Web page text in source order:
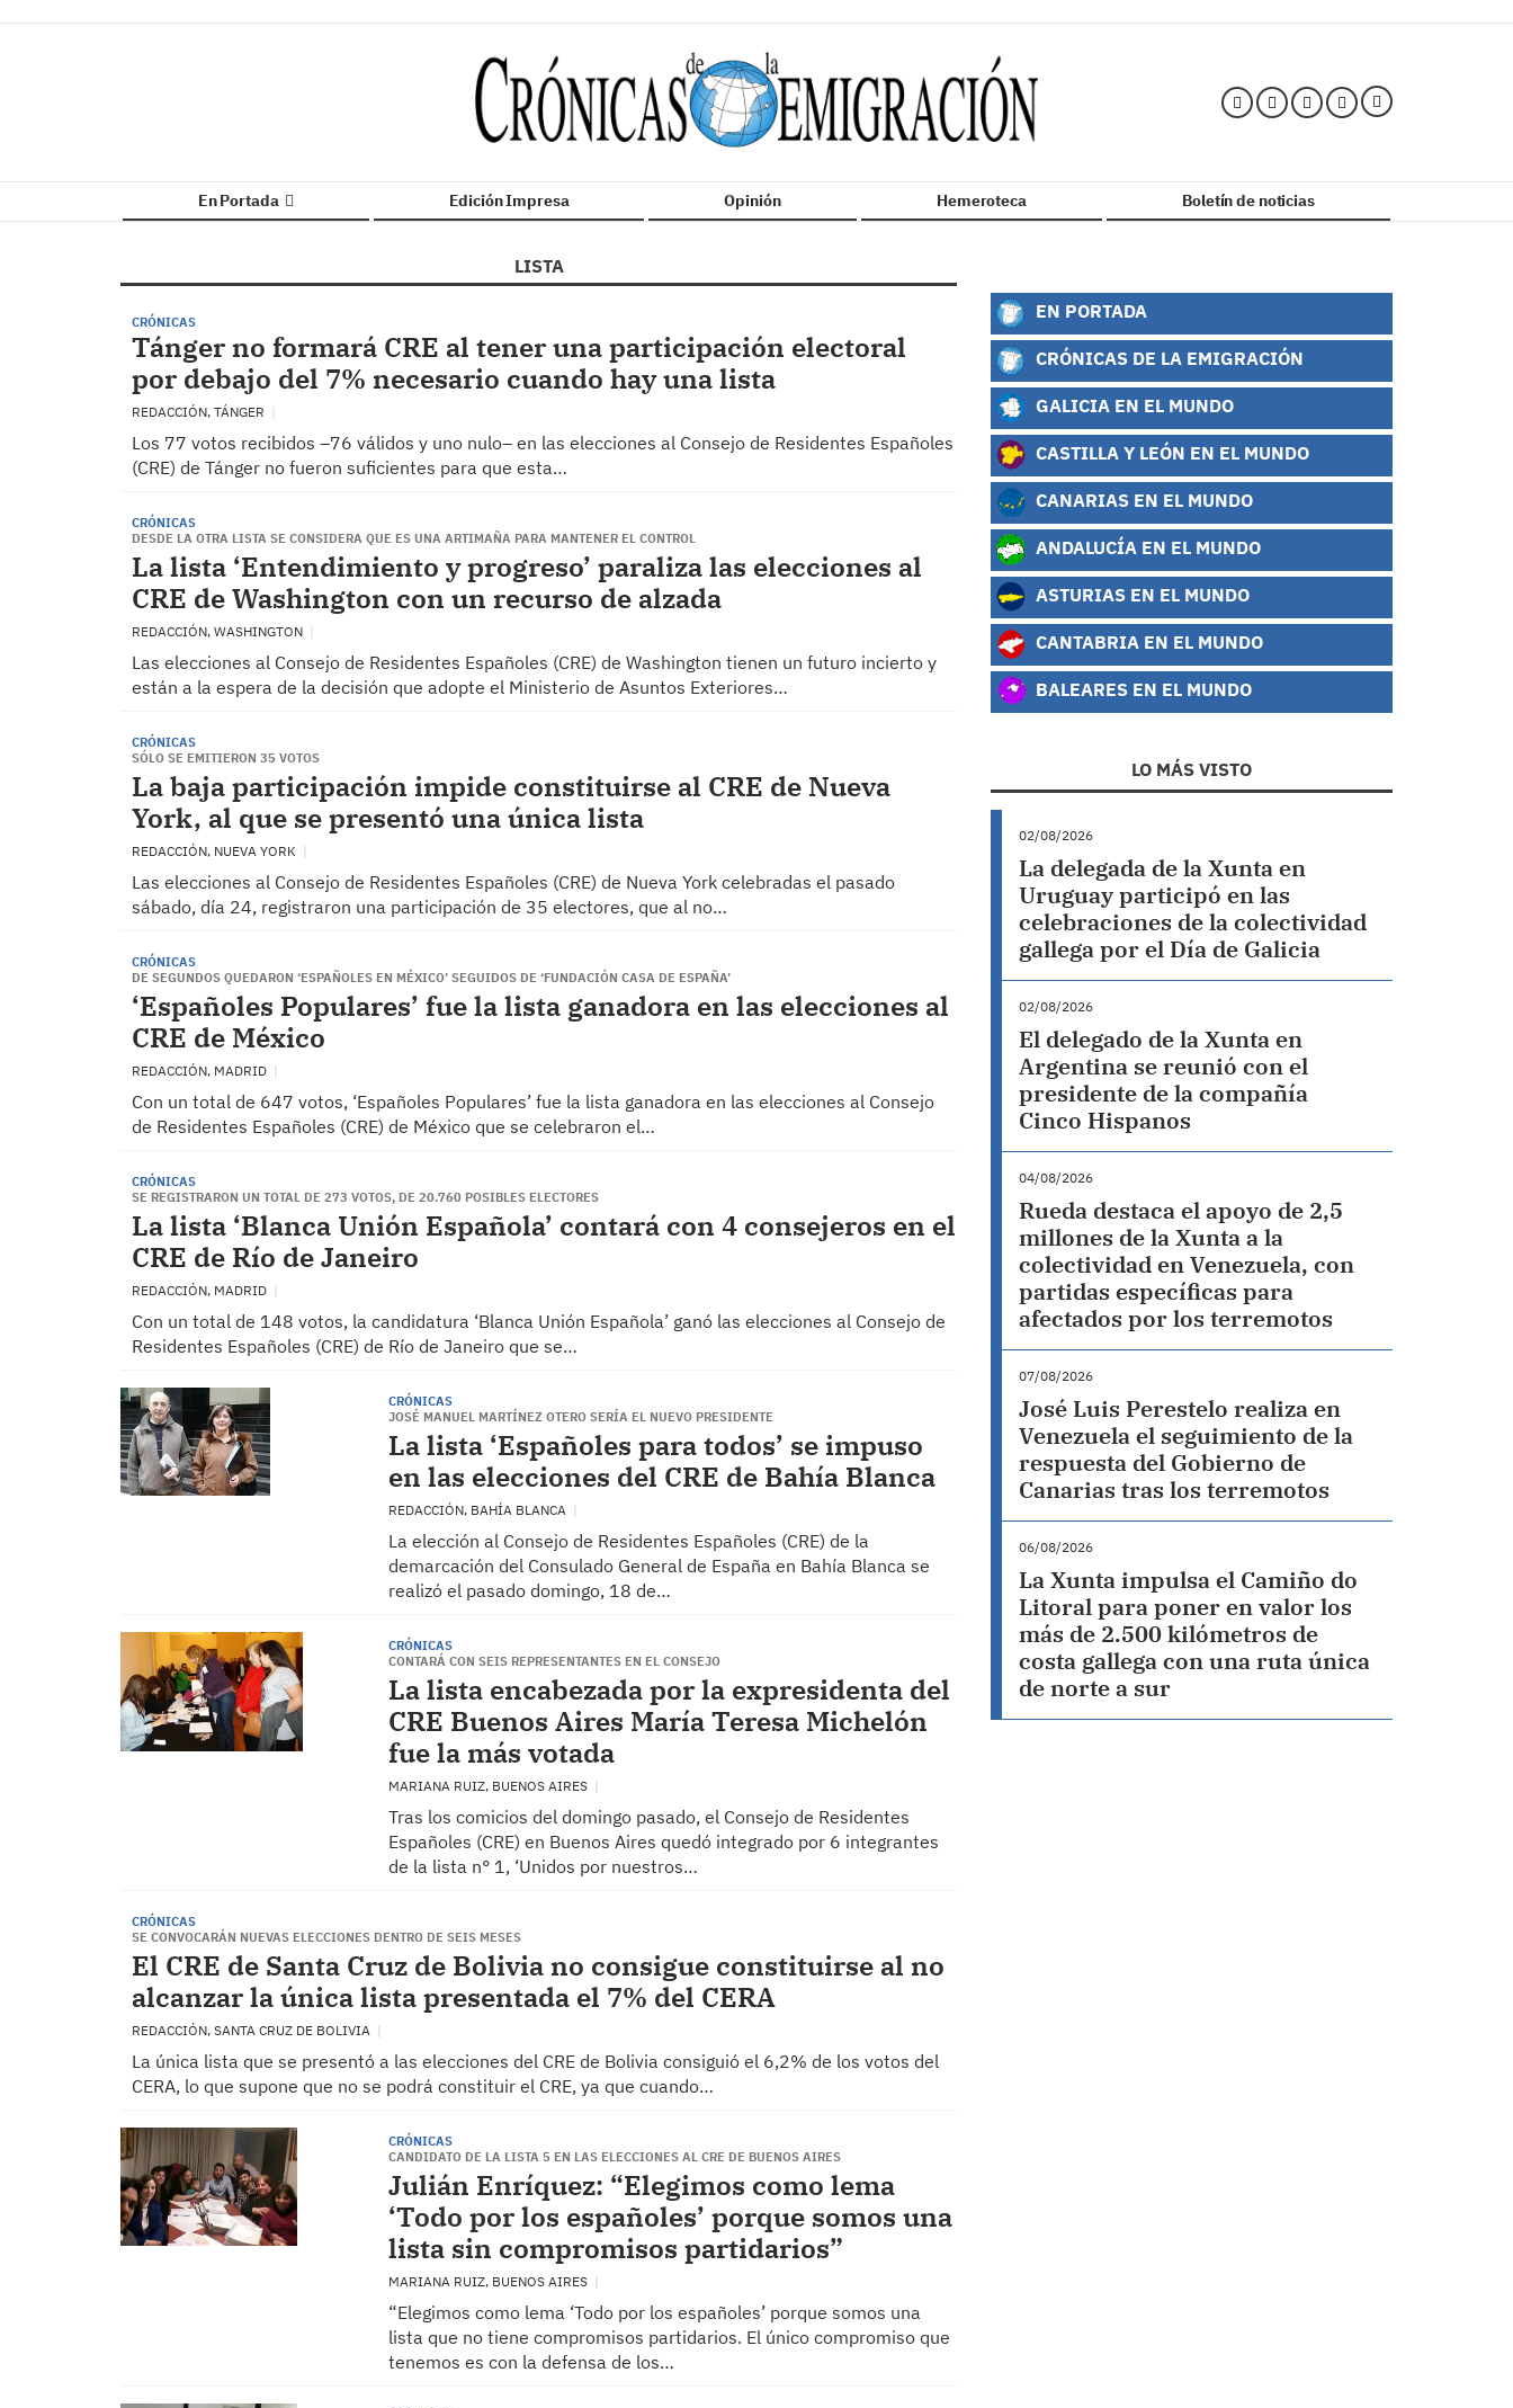
En Portada Edición Impresa Opinión Hemeroteca Boletín de noticias
LISTA
CRÓNICAS
Tánger no formará CRE al tener una participación electoral
por debajo del 7% necesario cuando hay una lista
REDACCIÓN, TÁNGER
Los 77 votos recibidos –76 válidos y uno nulo– en las elecciones al Consejo de Residentes Españoles
(CRE) de Tánger no fueron suficientes para que esta…
CRÓNICAS
DESDE LA OTRA LISTA SE CONSIDERA QUE ES UNA ARTIMAÑA PARA MANTENER EL CONTROL
La lista ‘Entendimiento y progreso’ paraliza las elecciones al
CRE de Washington con un recurso de alzada
REDACCIÓN, WASHINGTON
Las elecciones al Consejo de Residentes Españoles (CRE) de Washington tienen un futuro incierto y
están a la espera de la decisión que adopte el Ministerio de Asuntos Exteriores…
CRÓNICAS
SÓLO SE EMITIERON 35 VOTOS
La baja participación impide constituirse al CRE de Nueva
York, al que se presentó una única lista
REDACCIÓN, NUEVA YORK
Las elecciones al Consejo de Residentes Españoles (CRE) de Nueva York celebradas el pasado
sábado, día 24, registraron una participación de 35 electores, que al no…
CRÓNICAS
DE SEGUNDOS QUEDARON ‘ESPAÑOLES EN MÉXICO’ SEGUIDOS DE ‘FUNDACIÓN CASA DE ESPAÑA’
‘Españoles Populares’ fue la lista ganadora en las elecciones al
CRE de México
REDACCIÓN, MADRID
Con un total de 647 votos, ‘Españoles Populares’ fue la lista ganadora en las elecciones al Consejo
de Residentes Españoles (CRE) de México que se celebraron el…
CRÓNICAS
SE REGISTRARON UN TOTAL DE 273 VOTOS, DE 20.760 POSIBLES ELECTORES
La lista ‘Blanca Unión Española’ contará con 4 consejeros en el
CRE de Río de Janeiro
REDACCIÓN, MADRID
Con un total de 148 votos, la candidatura ‘Blanca Unión Española’ ganó las elecciones al Consejo de
Residentes Españoles (CRE) de Río de Janeiro que se…
CRÓNICAS
JOSÉ MANUEL MARTÍNEZ OTERO SERÍA EL NUEVO PRESIDENTE
La lista ‘Españoles para todos’ se impuso
en las elecciones del CRE de Bahía Blanca
REDACCIÓN, BAHÍA BLANCA
La elección al Consejo de Residentes Españoles (CRE) de la
demarcación del Consulado General de España en Bahía Blanca se
realizó el pasado domingo, 18 de…
CRÓNICAS
CONTARÁ CON SEIS REPRESENTANTES EN EL CONSEJO
La lista encabezada por la expresidenta del
CRE Buenos Aires María Teresa Michelón
fue la más votada
MARIANA RUIZ, BUENOS AIRES
Tras los comicios del domingo pasado, el Consejo de Residentes
Españoles (CRE) en Buenos Aires quedó integrado por 6 integrantes
de la lista n° 1, ‘Unidos por nuestros…
CRÓNICAS
SE CONVOCARÁN NUEVAS ELECCIONES DENTRO DE SEIS MESES
El CRE de Santa Cruz de Bolivia no consigue constituirse al no
alcanzar la única lista presentada el 7% del CERA
REDACCIÓN, SANTA CRUZ DE BOLIVIA
La única lista que se presentó a las elecciones del CRE de Bolivia consiguió el 6,2% de los votos del
CERA, lo que supone que no se podrá constituir el CRE, ya que cuando…
CRÓNICAS
CANDIDATO DE LA LISTA 5 EN LAS ELECCIONES AL CRE DE BUENOS AIRES
Julián Enríquez: “Elegimos como lema
‘Todo por los españoles’ porque somos una
lista sin compromisos partidarios”
MARIANA RUIZ, BUENOS AIRES
“Elegimos como lema ‘Todo por los españoles’ porque somos una
lista que no tiene compromisos partidarios. El único compromiso que
tenemos es con la defensa de los…
EN PORTADA
CRÓNICAS DE LA EMIGRACIÓN
GALICIA EN EL MUNDO
CASTILLA Y LEÓN EN EL MUNDO
CANARIAS EN EL MUNDO
ANDALUCÍA EN EL MUNDO
ASTURIAS EN EL MUNDO
CANTABRIA EN EL MUNDO
BALEARES EN EL MUNDO
LO MÁS VISTO
02/08/2026
La delegada de la Xunta en
Uruguay participó en las
celebraciones de la colectividad
gallega por el Día de Galicia
02/08/2026
El delegado de la Xunta en
Argentina se reunió con el
presidente de la compañía
Cinco Hispanos
04/08/2026
Rueda destaca el apoyo de 2,5
millones de la Xunta a la
colectividad en Venezuela, con
partidas específicas para
afectados por los terremotos
07/08/2026
José Luis Perestelo realiza en
Venezuela el seguimiento de la
respuesta del Gobierno de
Canarias tras los terremotos
06/08/2026
La Xunta impulsa el Camiño do
Litoral para poner en valor los
más de 2.500 kilómetros de
costa gallega con una ruta única
de norte a sur